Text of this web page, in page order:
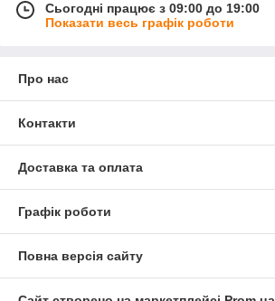
Сьогодні працює з 09:00 до 19:00
Показати весь графік роботи
Про нас
Контакти
Доставка та оплата
Графік роботи
Повна версія сайту